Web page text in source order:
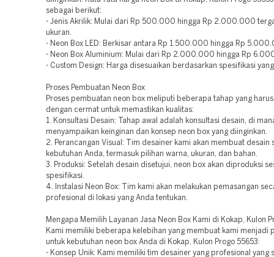
sebagai berikut:
- Jenis Akrilik: Mulai dari Rp 500.000 hingga Rp 2.000.000
ukuran.
- Neon Box LED: Berkisar antara Rp 1.500.000 hingga Rp
- Neon Box Aluminium: Mulai dari Rp 2.000.000 hingga Rp
- Custom Design: Harga disesuaikan berdasarkan spesifikasi
Proses Pembuatan Neon Box
Proses pembuatan neon box meliputi beberapa tahap yang
dengan cermat untuk memastikan kualitas:
1. Konsultasi Desain: Tahap awal adalah konsultasi desain, di
menyampaikan keinginan dan konsep neon box yang diinginkan.
2. Perancangan Visual: Tim desainer kami akan membuat desain
kebutuhan Anda, termasuk pilihan warna, ukuran, dan bahan.
3. Produksi: Setelah desain disetujui, neon box akan diproduksi
spesifikasi.
4. Instalasi Neon Box: Tim kami akan melakukan pemasangan
profesional di lokasi yang Anda tentukan.
Mengapa Memilih Layanan Jasa Neon Box Kami di Kokap, Kulon
Kami memiliki beberapa kelebihan yang membuat kami menjadi
untuk kebutuhan neon box Anda di Kokap, Kulon Progo 55653:
- Konsep Unik: Kami memiliki tim desainer yang profesional yang